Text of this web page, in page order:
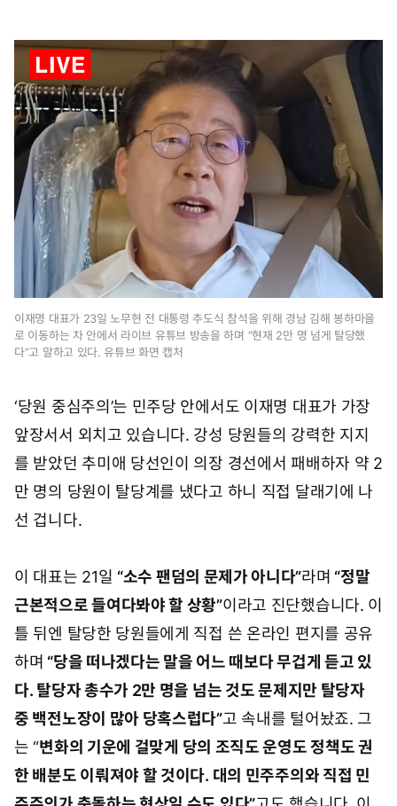
이재명 대표가 23일 노무현 전 대통령 추도식 참석을 위해 경남 김해 봉하마을
로 이동하는 차 안에서 라이브 유튜브 방송을 하며 “현재 2만 명 넘게 탈당했
다”고 말하고 있다. 유튜브 화면 캡처
‘당원 중심주의’는 민주당 안에서도 이재명 대표가 가장
앞장서서 외치고 있습니다. 강성 당원들의 강력한 지지
를 받았던 추미애 당선인이 의장 경선에서 패배하자 약 2
만 명의 당원이 탈당계를 냈다고 하니 직접 달래기에 나
선 겁니다.
이 대표는 21일 “소수 팬덤의 문제가 아니다”라며 “정말
근본적으로 들여다봐야 할 상황”이라고 진단했습니다. 이
틀 뒤엔 탈당한 당원들에게 직접 쓴 온라인 편지를 공유
하며 “당을 떠나겠다는 말을 어느 때보다 무겁게 듣고 있
다. 탈당자 총수가 2만 명을 넘는 것도 문제지만 탈당자
중 백전노장이 많아 당혹스럽다”고 속내를 털어놨죠. 그
는 “변화의 기운에 걸맞게 당의 조직도 운영도 정책도 권
한 배분도 이뤄져야 할 것이다. 대의 민주주의와 직접 민